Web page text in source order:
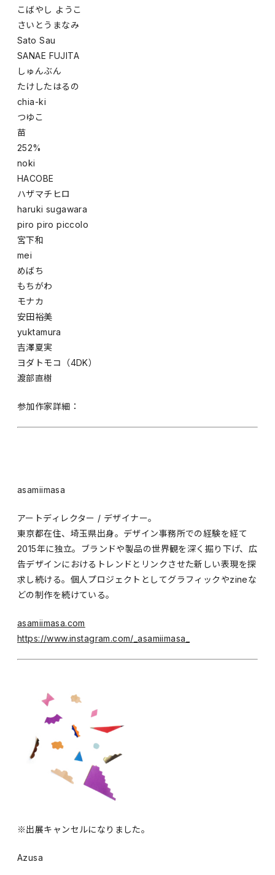
こばやし ようこ
さいとうまなみ
Sato Sau
SANAE FUJITA
しゅんぶん
たけしたはるの
chia-ki
つゆこ
苗
252%
noki
HACOBE
ハザマチヒロ
haruki sugawara
piro piro piccolo
宮下和
mei
めばち
もちがわ
モナカ
安田裕美
yuktamura
吉澤夏実
ヨダトモコ（4DK）
渡部直樹
参加作家詳細：
asamiimasa
アートディレクター / デザイナー。
東京都在住、埼玉県出身。デザイン事務所での経験を経て
2015年に独立。ブランドや製品の世界観を深く掘り下げ、広
告デザインにおけるトレンドとリンクさせた新しい表現を探
求し続ける。個人プロジェクトとしてグラフィックやzineな
どの制作を続けている。
asamiimasa.com
https://www.instagram.com/_asamiimasa_
※出展キャンセルになりました。
Azusa